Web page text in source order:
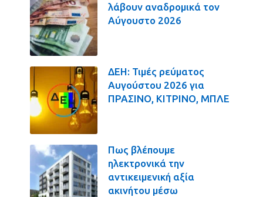
λάβουν αναδρομικά τον
Αύγουστο 2026
ΔΕΗ: Τιμές ρεύματος
Αυγούστου 2026 για
ΠΡΑΣΙΝΟ, ΚΙΤΡΙΝΟ, ΜΠΛΕ
Πως βλέπουμε
ηλεκτρονικά την
αντικειμενική αξία
ακινήτου μέσω